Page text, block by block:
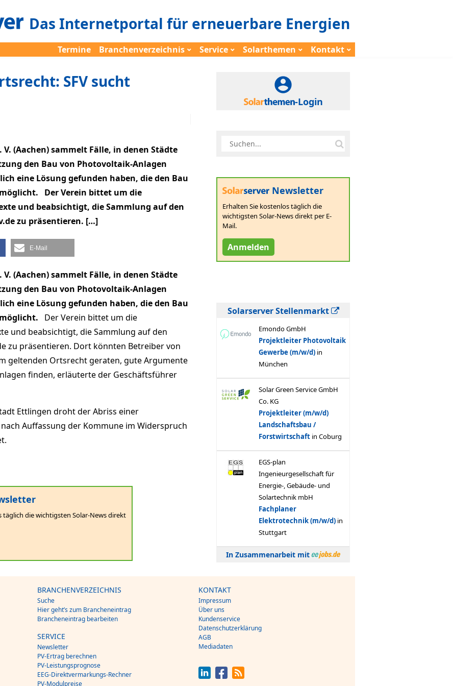
Das Internetportal für erneuerbare Energien
Termine Branchenverzeichnis Service Solarthemen Kontakt
SFV sucht
(Aachen) sammelt Fälle, in denen Städte
den Bau von Photovoltaik-Anlagen
eine Lösung gefunden haben, die den Bau
Der Verein bittet um die
und beabsichtigt, die Sammlung auf den
zu präsentieren. […]
E-Mail
(Aachen) sammelt Fälle, in denen Städte
den Bau von Photovoltaik-Anlagen
eine Lösung gefunden haben, die den Bau
Der Verein bittet um die
und beabsichtigt, die Sammlung auf den
zu präsentieren. Dort könnten Betreiber von
geltenden Ortsrecht geraten, gute Argumente
finden, erläuterte der Geschäftsführer
Ettlingen droht der Abriss einer
Auffassung der Kommune im Widerspruch
täglich die wichtigsten Solar-News direkt
-Login
Newsletter
Erhalten Sie kostenlos täglich die
wichtigsten Solar-News direkt per E-
Mail.
Anmelden
Solarserver Stellenmarkt
In Zusammenarbeit mit
BRANCHENVERZEICHNIS
Suche
Hier geht’s zum Brancheneintrag
Brancheneintrag bearbeiten
SERVICE
Newsletter
PV-Ertrag berechnen
PV-Leistungsprognose
EEG-Direktvermarkungs-Rechner
PV-Modulpreise
KONTAKT
Impressum
Über uns
Kundenservice
Datenschutzerklärung
AGB
Mediadaten